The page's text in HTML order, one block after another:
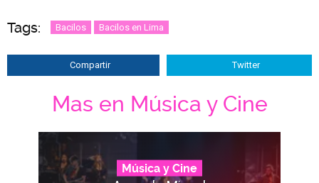
Tags: Bacilos Bacilos en Lima
Compartir Twitter
Mas en Música y Cine
Música y Cine